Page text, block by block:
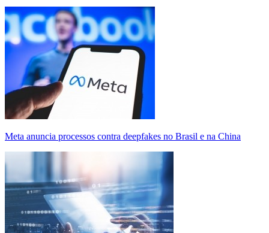
Meta anuncia processos contra deepfakes no Brasil e na China